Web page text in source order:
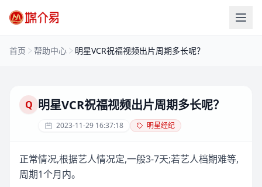
首页 帮助中心 明星VCR祝福视频出片周期多长呢？
Q 明星VCR祝福视频出片周期多长呢？
2023-11-29 16:37:18 明星经纪
正常情况,根据艺人情况定,一般3-7天;若艺人档期难等,
周期1个月内。